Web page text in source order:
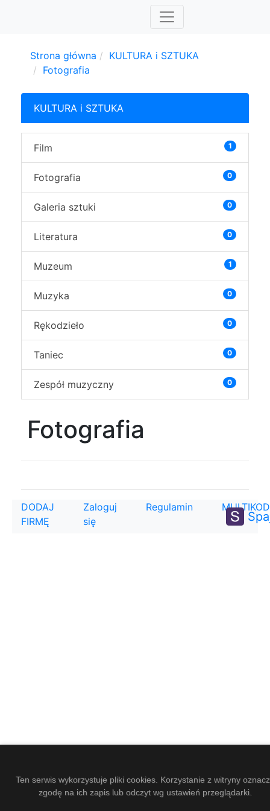
Strona główna
KULTURA i SZTUKA
Fotografia
KULTURA i SZTUKA
1
Film
0
Fotografia
0
Galeria sztuki
0
Literatura
1
Muzeum
0
Muzyka
0
Rękodzieło
0
Taniec
0
Zespół muzyczny
Fotografia
DODAJ
FIRMĘ
Zaloguj
się
Regulamin MULTIKOD
Ten serwis wykorzystuje pliki cookies. Korzystanie z witryny
zgodę na ich zapis lub odczyt wg ustawień przeglądarki.